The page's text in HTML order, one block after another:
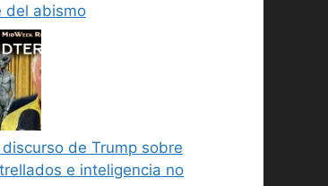
del abismo
de Trump sobre
e inteligencia no